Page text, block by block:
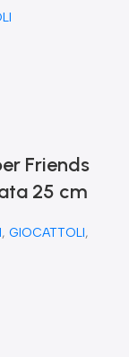
Friends
25 cm
, GIOCATTOLI,